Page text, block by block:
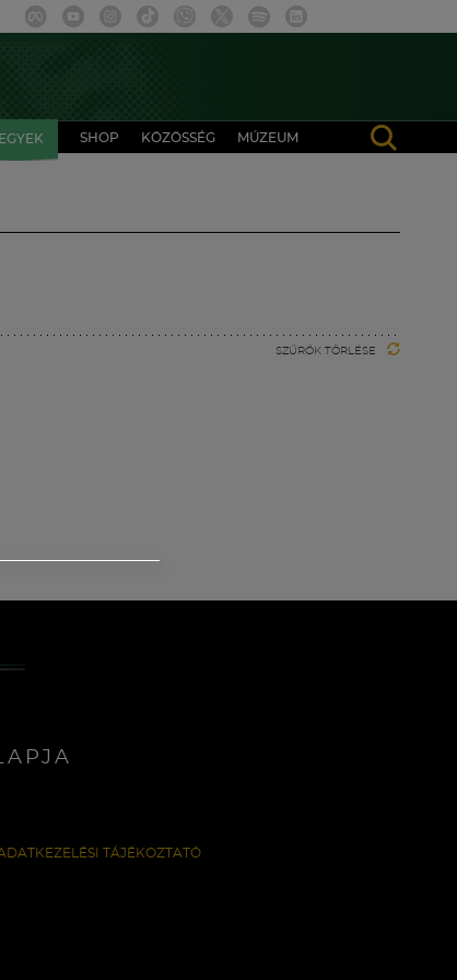
SHOP KÖZÖSSÉG MÚZEUM
SZŰRŐK TÖRLÉSE
TÁJÉKOZTATÓ